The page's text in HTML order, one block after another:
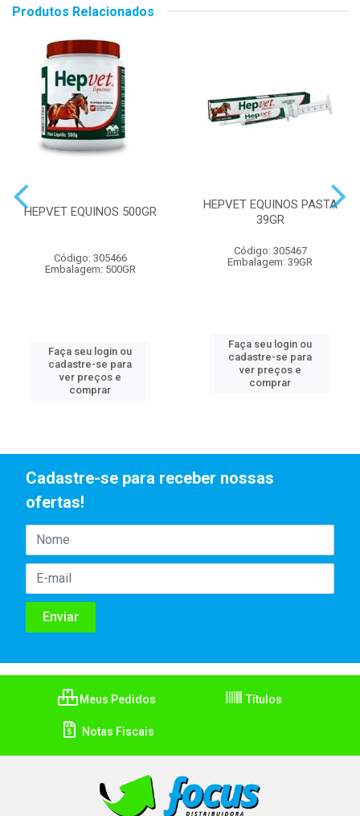
Produtos Relacionados
HEPVET EQUINOS 500GR
Código: 305466
Embalagem: 500GR
Faça seu login ou
cadastre-se para
ver preços e
comprar
HEPVET EQUINOS PASTA
39GR
Código: 305467
Embalagem: 39GR
Faça seu login ou
cadastre-se para
ver preços e
comprar
Cadastre-se para receber nossas
ofertas!
Meus Pedidos Títulos
Notas Fiscais